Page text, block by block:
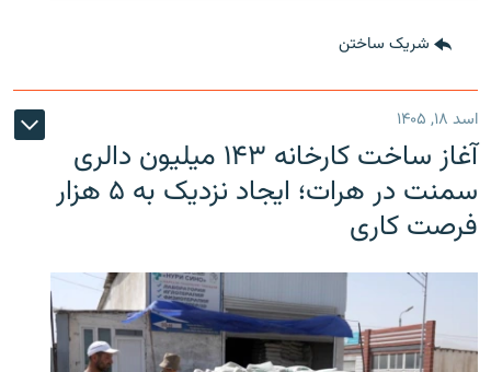
شریک ساختن
اسد ۱۸, ۱۴۰۵
آغاز ساخت کارخانه ۱۴۳ میلیون دالری
سمنت در هرات؛ ایجاد نزدیک به ۵ هزار
فرصت کاری